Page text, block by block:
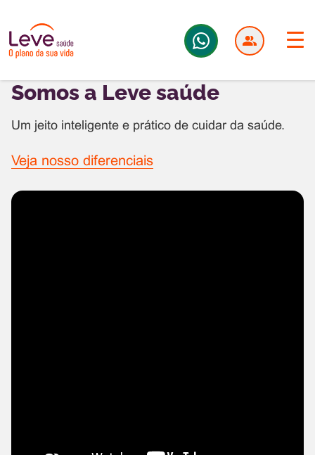
Somos a Leve saúde
Um jeito inteligente e prático de cuidar da saúde.
Veja nosso diferenciais